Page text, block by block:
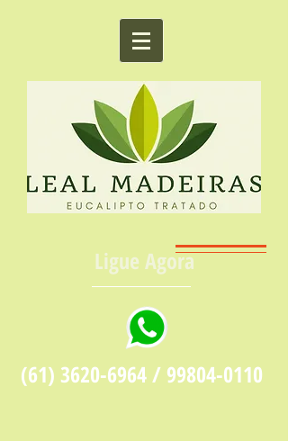
Ligue Agora
(61) 3620-6964/ 99804-0110